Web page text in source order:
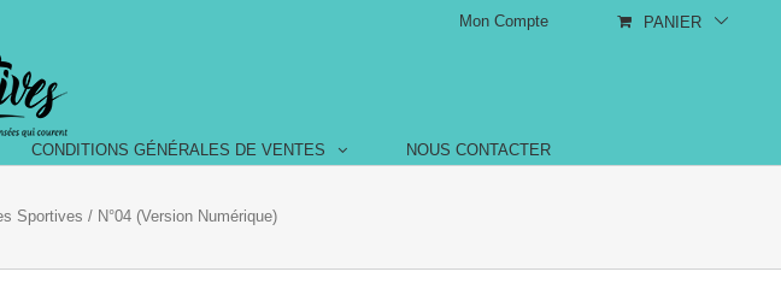
Mon Compte PANIER
CONDITIONS GÉNÉRALES DE VENTES NOUS CONTACTER
Sportives / N°04 (Version Numérique)